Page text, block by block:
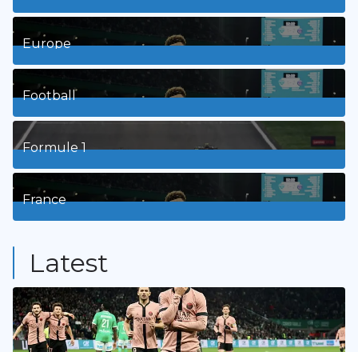
1Posts
Europe
3Posts
Football
8Posts
Formule 1
3Posts
France
Latest